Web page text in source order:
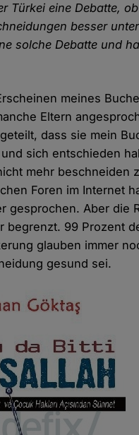
Türkei eine Debatte, ob
besser
solche Debatte und
meines
Eltern
dass sie mein
sich entschieden
mehr beschneiden
Foren im Internet
gesprochen. Aber die
begrenzt. 99 Prozent
glauben immer
gesund sei.